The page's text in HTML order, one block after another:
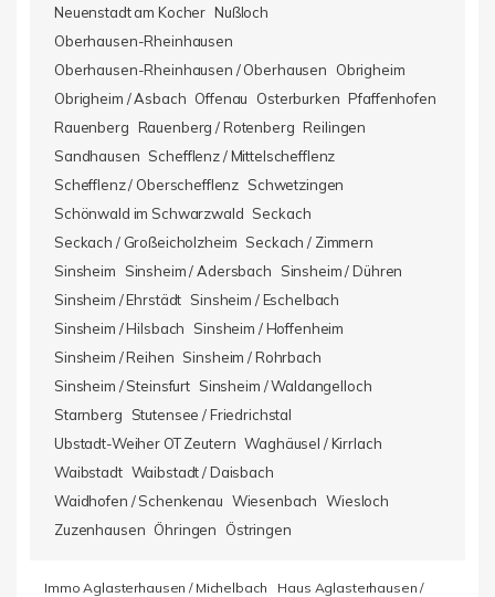
Neuenstadt am Kocher Nußloch
Oberhausen-Rheinhausen
Oberhausen-Rheinhausen / Oberhausen
Obrigheim
Obrigheim / Asbach Offenau Osterburken Pfaffenhofen
Rauenberg Rauenberg / Rotenberg Reilingen
Sandhausen Schefflenz / Mittelschefflenz
Schefflenz / Oberschefflenz Schwetzingen
Schönwald im Schwarzwald Seckach
Seckach / Großeicholzheim Seckach / Zimmern
Sinsheim
Sinsheim / Adersbach
Sinsheim / Dühren
Sinsheim / Ehrstädt Sinsheim / Eschelbach
Sinsheim / Hilsbach
Sinsheim / Hoffenheim
Sinsheim / Reihen Sinsheim / Rohrbach
Sinsheim / Steinsfurt Sinsheim / Waldangelloch
Starnberg
Stutensee / Friedrichstal
Ubstadt-Weiher OT Zeutern Waghäusel / Kirrlach
Waibstadt Waibstadt / Daisbach
Waidhofen / Schenkenau Wiesenbach Wiesloch
Zuzenhausen Öhringen Östringen
Immo Aglasterhausen / Michelbach
Haus Aglasterhausen /